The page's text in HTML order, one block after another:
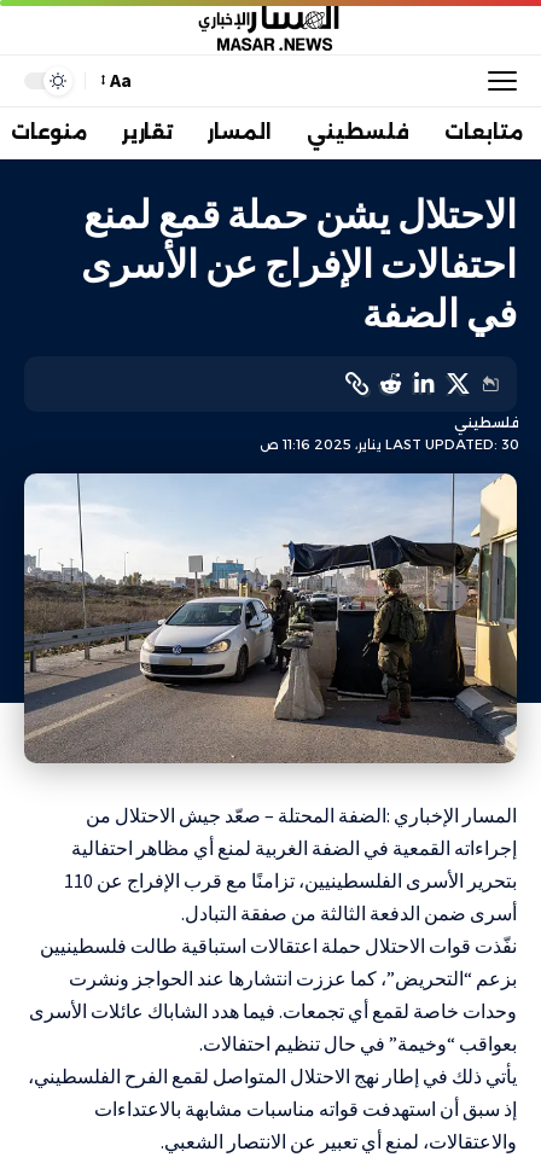
Aa
متابعات فلسطيني المسار تقارير منوعات
الاحتلال يشن حملة قمع لمنع
احتفالات الإفراج عن الأسرى
في الضفة
LAST UPDATED: 30 يناير، 2025 11:16 ص
فلسطيني
المسار الإخباري :الضفة المحتلة – صعّد جيش الاحتلال من
إجراءاته القمعية في الضفة الغربية لمنع أي مظاهر احتفالية
بتحرير الأسرى الفلسطينيين، تزامنًا مع قرب الإفراج عن 110
أسرى ضمن الدفعة الثالثة من صفقة التبادل.
نفّذت قوات الاحتلال حملة اعتقالات استباقية طالت فلسطينيين
بزعم “التحريض”، كما عززت انتشارها عند الحواجز ونشرت
وحدات خاصة لقمع أي تجمعات. فيما هدد الشاباك عائلات الأسرى
بعواقب “وخيمة” في حال تنظيم احتفالات.
يأتي ذلك في إطار نهج الاحتلال المتواصل لقمع الفرح الفلسطيني،
إذ سبق أن استهدفت قواته مناسبات مشابهة بالاعتداءات
والاعتقالات، لمنع أي تعبير عن الانتصار الشعبي.